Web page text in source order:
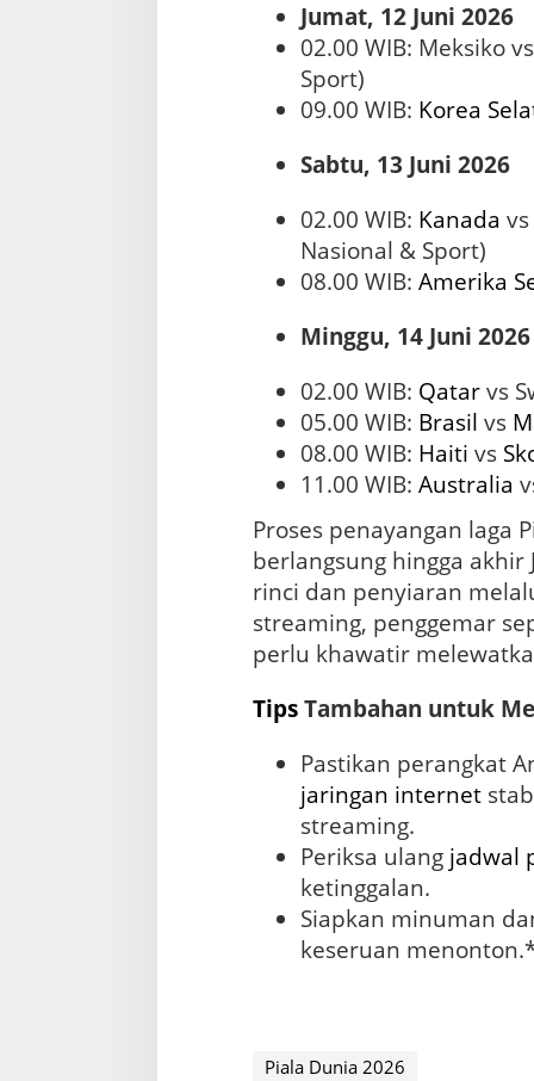
Jumat, 12 Juni 2026
02.00 WIB: Meksiko
Sport)
09.00 WIB: Korea
Sabtu, 13 Juni 2026
02.00 WIB: Kanada vs
Nasional & Sport)
08.00 WIB: Amerika
Minggu, 14 Juni 2026
02.00 WIB: Qatarvs
05.00 WIB: Brasil vs
08.00 WIB: Haiti vs
11.00 WIB: Australia
Proses penayangan laga
berlangsung hingga akhir
rinci dan penyiaran
streaming, penggemar
perlu khawatir
TipsTambahan untuk
Pastikan perangkat
jaringan internet
streaming.
Periksa ulang jadwal
ketinggalan.
Siapkan minuman
keseruan
Piala Dunia 2026